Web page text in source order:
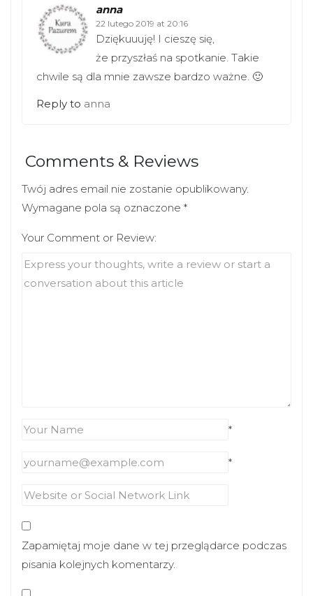
anna
22 lutego 2019 at 20:16
Dziękuuuję! I cieszę się,
że przyszłaś na spotkanie. Takie
chwile są dla mnie zawsze bardzo ważne. 🙂
Reply to anna
Comments & Reviews
Twój adres email nie zostanie opublikowany.
Wymagane pola są oznaczone *
Your Comment or Review:
*
*
Zapamiętaj moje dane w tej przeglądarce podczas
pisania kolejnych komentarzy.